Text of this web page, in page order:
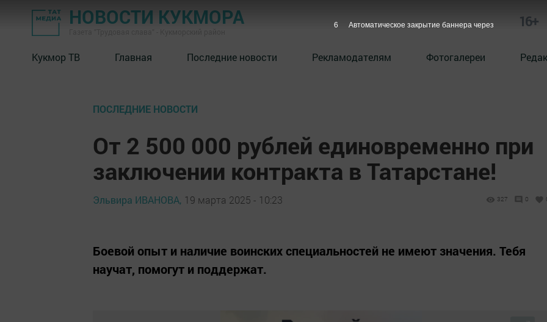
НОВОСТИ КУКМОРА 16+
Кукмор ТВ Главная Последние новости Рекламодателям Фотогалереи
ПОСЛЕДНИЕ НОВОСТИ
От 2 500 000 рублей единовременно при
заключении контракта в Татарстане!
Эльвира ИВАНОВА, 19 марта 2025 - 10:23 327 0
Боевой опыт и наличие воинских специальностей не имеют значения. Тебя
научат, помогут и поддержат.
5 Автоматическое закрытие баннера через